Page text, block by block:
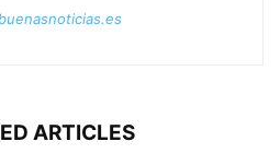
ARTICLES